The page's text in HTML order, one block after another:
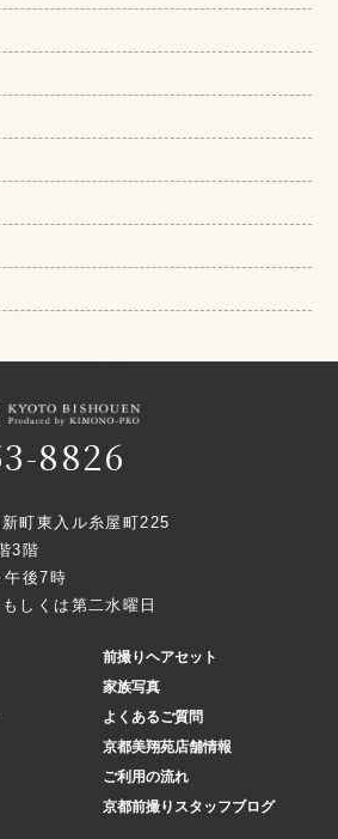
8826
町東入ル糸屋町225
3階
午後7時
しくは第二水曜日
前撮りヘアセット
家族写真
よくあるご質問
京都美翔苑店舗情報
ご利用の流れ
京都前撮りスタッフブログ